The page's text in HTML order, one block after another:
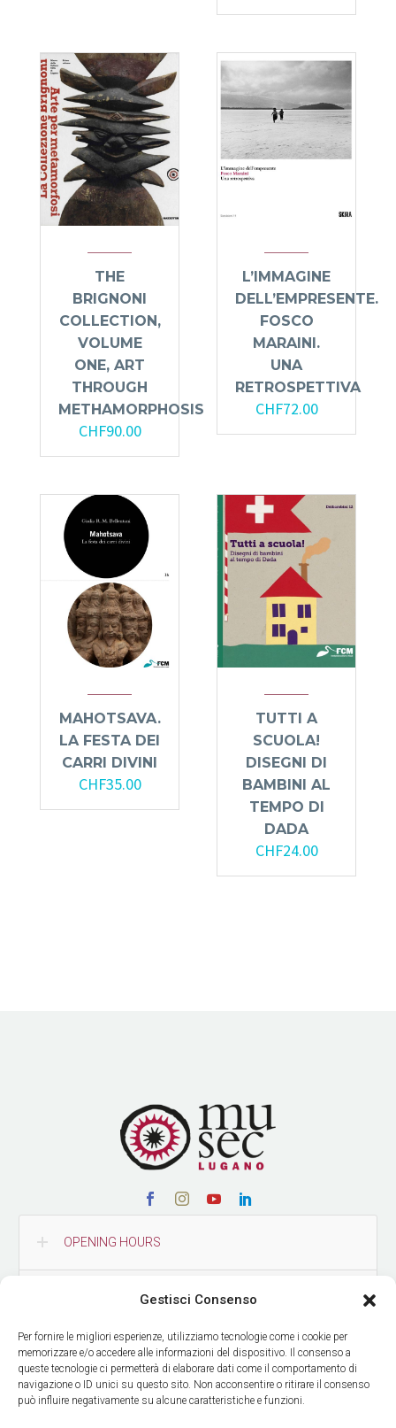
Gestisci Consenso
Per fornire le migliori esperienze, utilizziamo tecnologie come i cookie per
memorizzare e/o accedere alle informazioni del dispositivo. Il consenso a
queste tecnologie ci permetterà di elaborare dati come il comportamento di
navigazione o ID unici su questo sito. Non acconsentire o ritirare il consenso
può influire negativamente su alcune caratteristiche e funzioni.
THE
BRIGNONI
COLLECTION,
VOLUME
ONE, ART
THROUGH
METHAMORPHOSIS
CHF90.00
L’IMMAGINE
DELL’EMPRESENTE.
FOSCO
MARAINI.
UNA
RETROSPETTIVA
CHF72.00
MAHOTSAVA.
LA FESTA DEI
CARRI DIVINI
CHF35.00
TUTTI A
SCUOLA!
DISEGNI DI
BAMBINI AL
TEMPO DI
DADA
CHF24.00
OPENING HOURS
HOW TO REACH US